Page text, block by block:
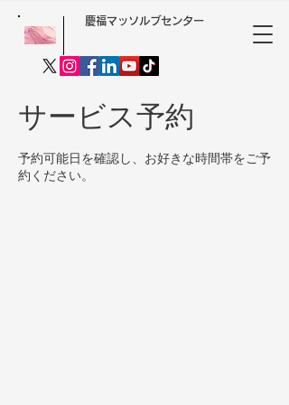
慶福マッソルブセンター
サービス予約
予約可能日を確認し、お好きな時間帯をご予
約ください。